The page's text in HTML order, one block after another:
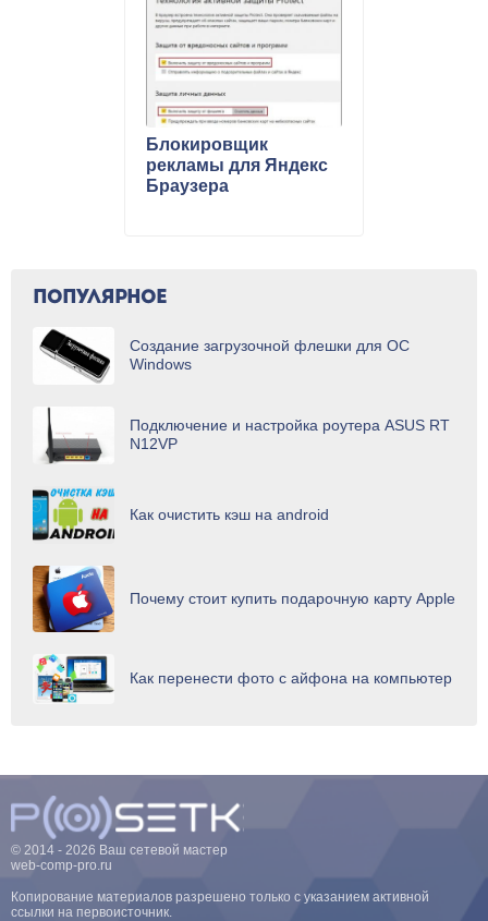
Блокировщик
рекламы для Яндекс
Браузера
ПОПУЛЯРНОЕ
Создание загрузочной флешки для ОС
Windows
Подключение и настройка роутера ASUS RT
N12VP
Как очистить кэш на android
Почему стоит купить подарочную карту Apple
Как перенести фото с айфона на компьютер
© 2014 - 2026 Ваш сетевой мастер
web-comp-pro.ru
Копирование материалов разрешено только с указанием активной
ссылки на первоисточник.